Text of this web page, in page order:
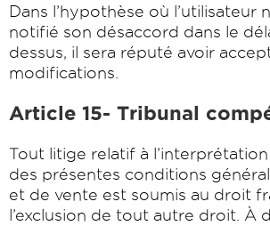
Dans l’hypothèse où l’utilisateur
notifié son désaccord dans le
dessus, il sera réputé avoir
modifications.
Article 15- Tribunal
Tout litige relatif à l’interprétation
des présentes conditions
et de vente est soumis au droit
l’exclusion de tout autre droit. À